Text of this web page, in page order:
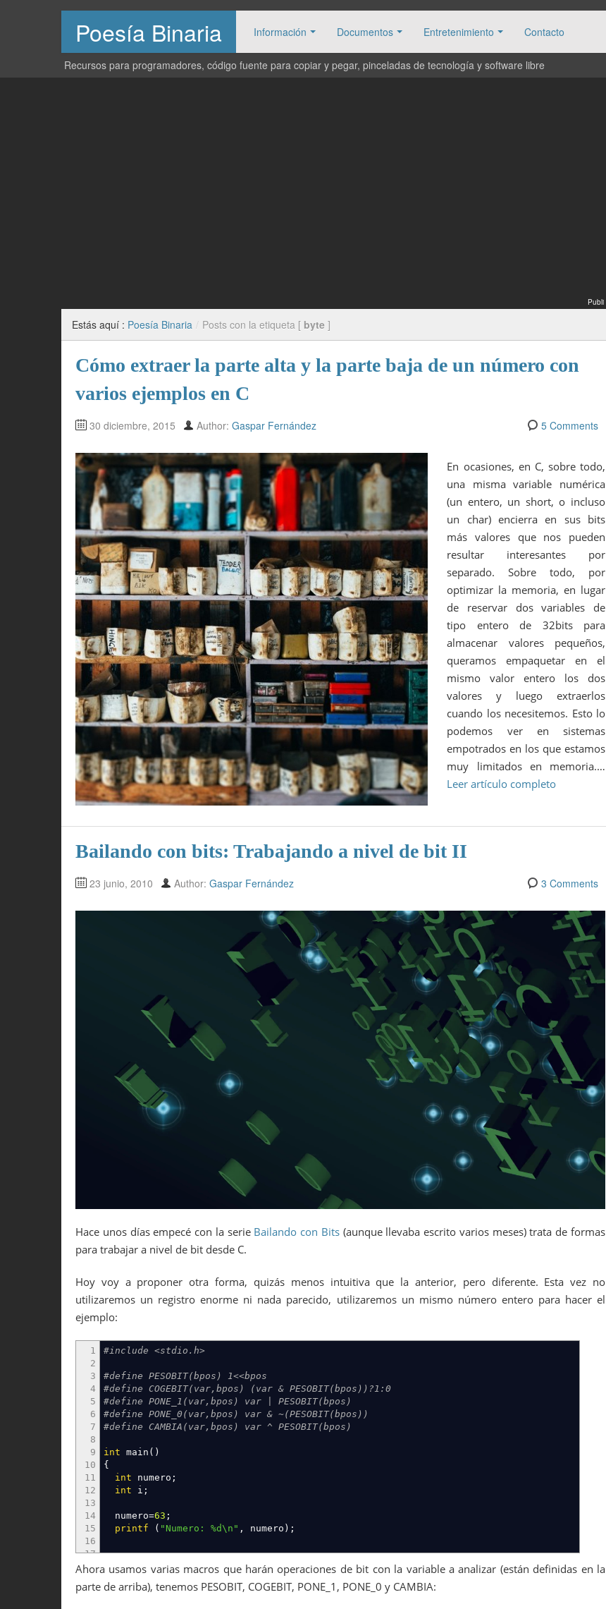
Poesía Binaria Información Documentos Entretenimiento Contacto
Recursos para programadores, código fuente para copiar y pegar, pinceladas de tecnología y software libre
Publi
Estás aquí : Poesía Binaria / Posts con la etiqueta [ byte ]
Cómo extraer la parte alta y la parte baja de un número con
varios ejemplos en C
30 diciembre, 2015 Author: Gaspar Fernández 5 Comments
En ocasiones, en C, sobre todo,
una misma variable numérica
(un entero, un short, o incluso
un char) encierra en sus bits
más valores que nos pueden
resultar interesantes por
separado. Sobre todo, por
optimizar la memoria, en lugar
de reservar dos variables de
tipo entero de 32bits para
almacenar valores pequeños,
queramos empaquetar en el
mismo valor entero los dos
valores y luego extraerlos
cuando los necesitemos. Esto lo
podemos ver en sistemas
empotrados en los que estamos
muy limitados en memoria.…
Leer artículo completo
Bailando con bits: Trabajando a nivel de bit II
23 junio, 2010 Author: Gaspar Fernández 3 Comments
Hace unos días empecé con la serie Bailando con Bits(aunque llevaba escrito varios meses) trata de formas
para trabajar a nivel de bit desde C.
Hoy voy a proponer otra forma, quizás menos intuitiva que la anterior, pero diferente. Esta vez no
utilizaremos un registro enorme ni nada parecido, utilizaremos un mismo número entero para hacer el
ejemplo:
1
2
3
4
5
6
7
8
9
10
11
12
13
14
15
16
17
18
20
#include <stdio.h>
#define PESOBIT(bpos) 1<<bpos
#define COGEBIT(var,bpos) (var & PESOBIT(bpos))?1:0
#define PONE_1(var,bpos) var | PESOBIT(bpos)
#define PONE_0(var,bpos) var & ~(PESOBIT(bpos))
#define CAMBIA(var,bpos) var ^ PESOBIT(bpos)
int main ( )
{
int numero ;
int i ;
numero=63 ;
printf
( "Numero: %d\n " , numero ) ;
for (i =31;i >=0;i--)
Ahora usamos varias macros que harán operaciones de bit con la variable a analizar (están definidas en la
parte de arriba), tenemos PESOBIT, COGEBIT, PONE_1, PONE_0 y CAMBIA: